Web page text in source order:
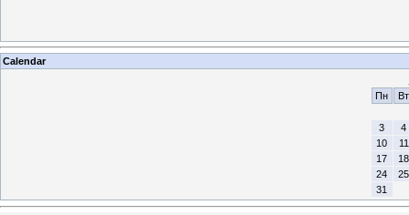
Calendar
Пн
Вт
3
4
10
11
17
18
24
25
31